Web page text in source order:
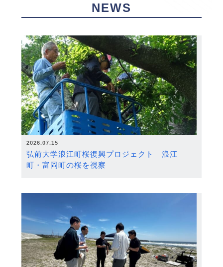
NEWS
2026.07.15
弘前大学浪江町桜復興プロジェクト 浪江
町・富岡町の桜を視察